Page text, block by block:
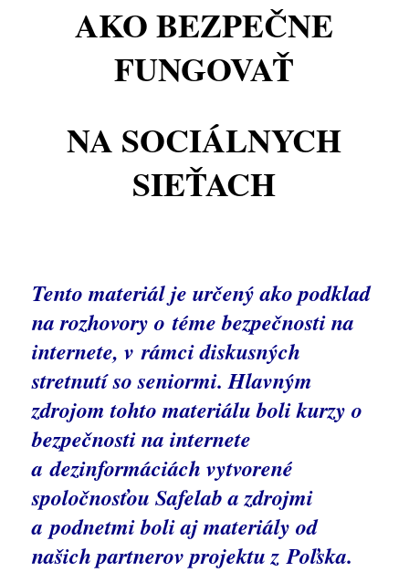
AKO BEZPEČNE
FUNGOVAŤ
NA SOCIÁLNYCH
SIEŤACH
Tento materiál je určený ako podklad
na rozhovory o téme bezpečnosti na
internete, v rámci diskusných
stretnutí so seniormi. Hlavným
zdrojom tohto materiálu boli kurzy o
bezpečnosti na internete
a dezinformáciách vytvorené
spoločnosťou Safelab a zdrojmi
a podnetmi boli aj materiály od
našich partnerov projektu z Poľska.